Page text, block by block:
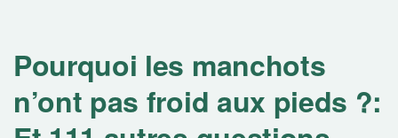
Pourquoi les manchots
n’ont pas froid aux pieds ?: